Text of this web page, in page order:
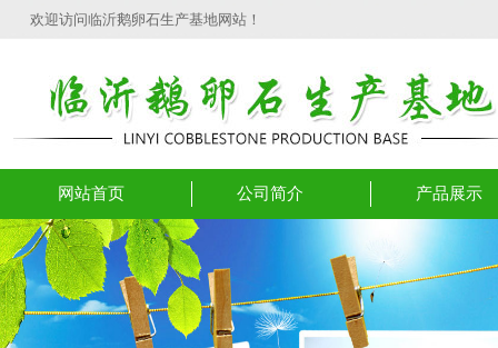
欢迎访问临沂鹅卵石生产基地网站！
网站首页 公司简介 产品展示